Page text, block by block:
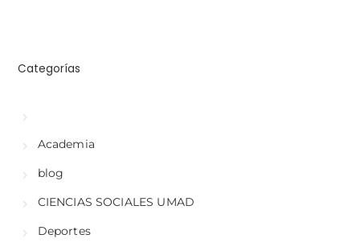
Categorías
Academia
blog
CIENCIAS SOCIALES UMAD
Deportes